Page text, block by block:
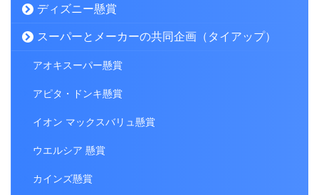
ディズニー懸賞
スーパーとメーカーの共同企画（タイアップ）
アオキスーパー懸賞
アピタ・ドンキ懸賞
イオン マックスバリュ懸賞
ウエルシア 懸賞
カインズ懸賞